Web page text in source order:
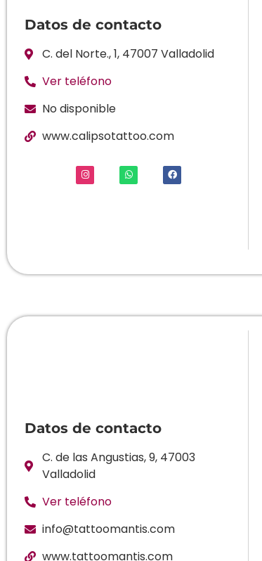
Datos de contacto
C. del Norte., 1, 47007 Valladolid
Ver teléfono
No disponible
www.calipsotattoo.com
Datos de contacto
C. de las Angustias, 9, 47003
Valladolid
Ver teléfono
info@tattoomantis.com
www.tattoomantis.com